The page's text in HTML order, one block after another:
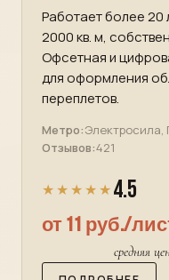
Работает более 20
2000 кв. м,
Офсетная и
для оформления
переплетов.
Метро:Электросила,
Отзывов:421
★★★★★ 4.5
от 11 руб./
средняя